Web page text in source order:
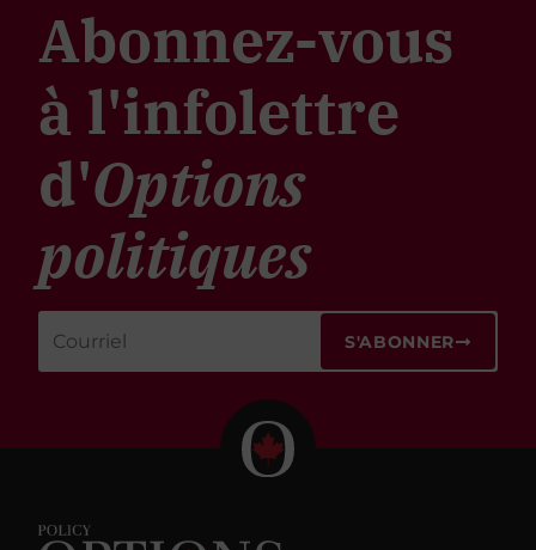
Abonnez-vous
à l'infolettre
d'Options
politiques
S'ABONNER